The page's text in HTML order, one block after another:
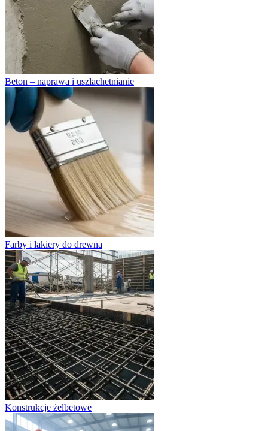
Beton – naprawa i uszlachetnianie
Farby i lakiery do drewna
Konstrukcje żelbetowe